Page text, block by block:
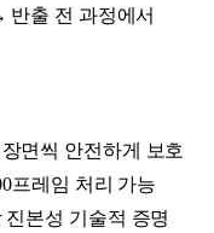
출 전 과정에서
면씩 안전하게 보호
프레임 처리 가능
본성 기술적 증명